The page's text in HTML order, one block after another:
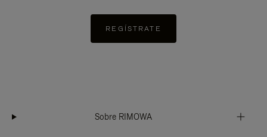
REGÍSTRATE
Sobre RIMOWA